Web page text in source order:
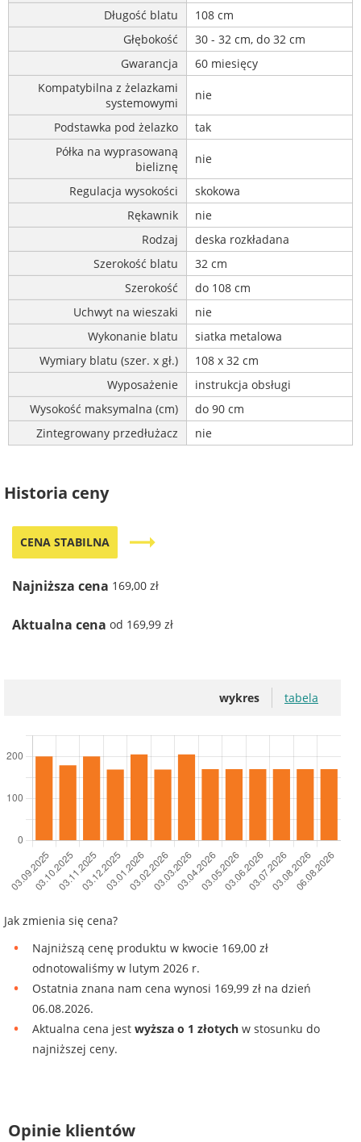
Długość blatu
108 cm
Głębokość
30 - 32 cm, do 32 cm
Gwarancja
60 miesięcy
Kompatybilna z żelazkami
systemowymi
nie
Podstawka pod żelazko
tak
Półka na wyprasowaną
bieliznę
nie
Regulacja wysokości
skokowa
Rękawnik
nie
Rodzaj
deska rozkładana
Szerokość blatu
32 cm
Szerokość
do 108 cm
Uchwyt na wieszaki
nie
Wykonanie blatu
siatka metalowa
Wymiary blatu (szer. x gł.)
108 x 32 cm
Wyposażenie
instrukcja obsługi
Wysokość maksymalna (cm)
do 90 cm
Zintegrowany przedłużacz
nie
Historia ceny
CENA STABILNA trending_flat
Najniższa cena 169,00 zł
Aktualna cena od 169,99 zł
wykres tabela
Jak zmienia się cena?
Najniższą cenę produktu w kwocie 169,00 zł
odnotowaliśmy w lutym 2026 r.
Ostatnia znana nam cena wynosi 169,99 zł na dzień
06.08.2026.
Aktualna cena jest wyższa o 1 złotych w stosunku do
najniższej ceny.
Opinie klientów